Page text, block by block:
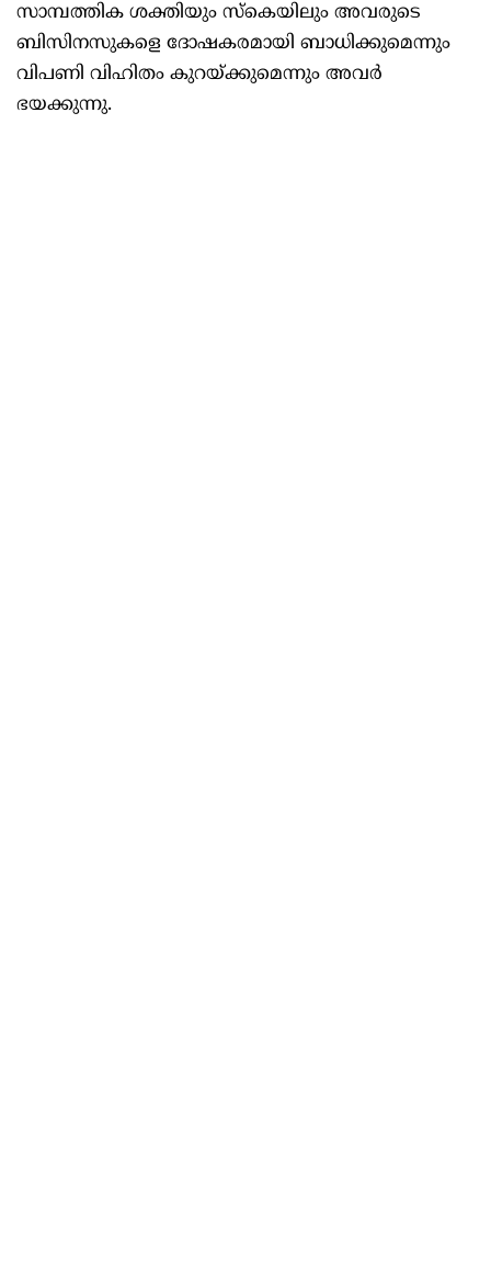
സാമ്പത്തിക ശക്തിയും സ്‌കെയിലും അവരുടെ
ബിസിനസുകളെ ദോഷകരമായി ബാധിക്കുമെന്നും
വിപണി വിഹിതം കുറയ്ക്കുമെന്നും അവര്‍
ഭയക്കുന്നു.